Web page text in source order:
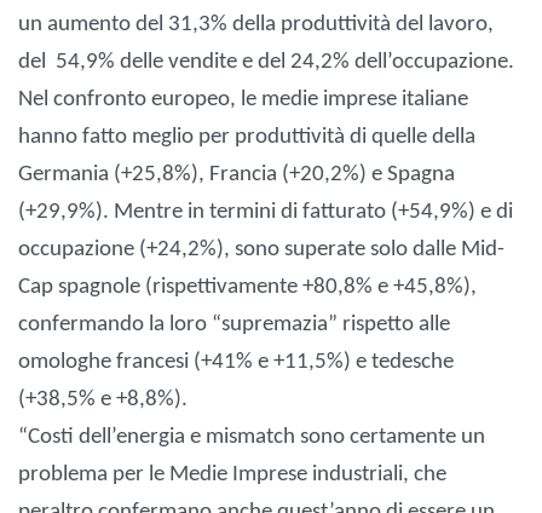
un aumento del 31,3% della produttività del lavoro,
del 54,9% delle vendite e del 24,2% dell’occupazione.
Nel confronto europeo, le medie imprese italiane
hanno fatto meglio per produttività di quelle della
Germania (+25,8%), Francia (+20,2%) e Spagna
(+29,9%). Mentre in termini di fatturato (+54,9%) e di
occupazione (+24,2%), sono superate solo dalle Mid-
Cap spagnole (rispettivamente +80,8% e +45,8%),
confermando la loro “supremazia” rispetto alle
omologhe francesi (+41% e +11,5%) e tedesche
(+38,5% e +8,8%).
“Costi dell’energia e mismatch sono certamente un
problema per le Medie Imprese industriali, che